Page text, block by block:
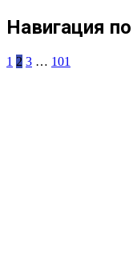
Навигация
1 2 3 … 101